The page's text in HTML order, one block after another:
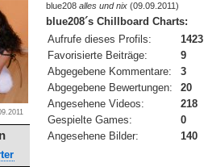
blue208 alles und nix(09.09.2011)
blue208´s Chillboard Charts:
Aufrufe dieses Profils:
1423
Favorisierte Beiträge:
9
Abgegebene Kommentare:
3
Abgegebene Bewertungen:
20
Angesehene Videos:
218
Gespielte Games:
0
Angesehene Bilder:
140